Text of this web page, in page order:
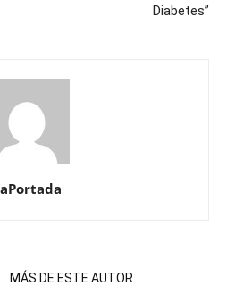
Diabetes”
MÁS DE ESTE AUTOR